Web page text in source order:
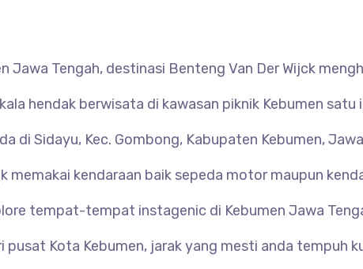
Jawa Tengah, destinasi Benteng Van Der Wijck
hendak berwisata di kawasan piknik Kebumen satu
di Sidayu, Kec. Gombong, Kabupaten Kebumen,
memakai kendaraan baik sepeda motor maupun
tempat-tempat instagenic di Kebumen Jawa
pusat Kota Kebumen, jarak yang mesti anda tempuh